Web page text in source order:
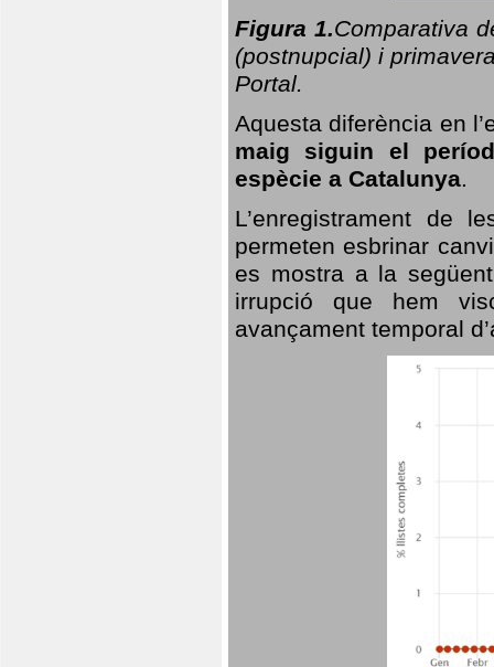
Figura 1.Comparativa
(postnupcial) i
Portal.
Aquesta diferència en
maig siguin el
espècie a Catalunya.
L’enregistrament de
permeten esbrinar
es mostra a la
irrupció que hem
avançament temporal